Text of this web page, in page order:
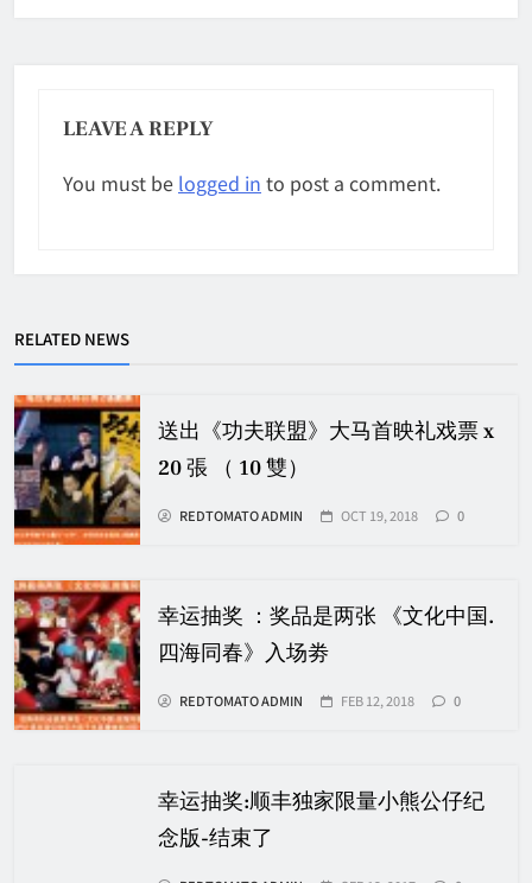
LEAVE A REPLY
You must be logged in to post a comment.
RELATED NEWS
送出《功夫联盟》大马首映礼戏票 x
20 張 （ 10 雙）
REDTOMATO ADMIN OCT 19, 2018 0
幸运抽奖 ：奖品是两张 《文化中国.
四海同春》入场劵
REDTOMATO ADMIN FEB 12, 2018 0
幸运抽奖:顺丰独家限量小熊公仔纪
念版-结束了